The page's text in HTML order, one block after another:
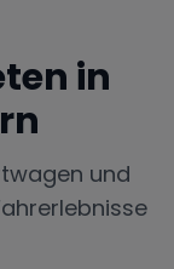
in
und